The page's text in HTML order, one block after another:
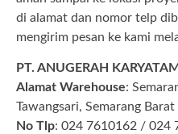
di alamat dan nomor telp
mengirim pesan ke kami
PT. ANUGERAH
Alamat Warehouse:
Tawangsari, Semarang
No Tlp: 024 7610162 / 024